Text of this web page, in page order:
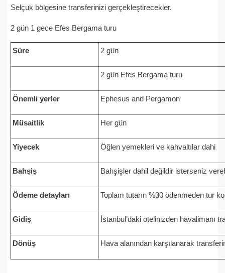
Selçuk bölgesine transferinizi gerçekleştirecekler.
2 gün 1 gece Efes Bergama turu
Süre 2 gün
2 gün Efes Bergama turu
Önemli yerler Ephesus and Pergamon
Müsaitlik Her gün
Yiyecek Öğlen yemekleri ve kahvaltılar dahi
Bahşiş Bahşişler dahil değildir isterseniz
Ödeme detayları Toplam tutarın %30 ödenmeden tur
Gidiş İstanbul’daki otelinizden havalimanı
Dönüş Hava alanından karşılanarak